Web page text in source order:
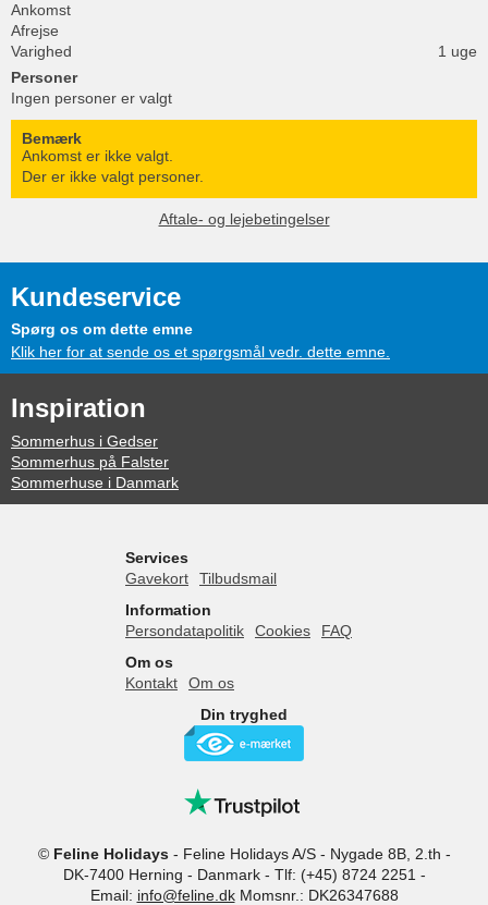
Ankomst
Afrejse
Varighed
1 uge
Personer
Ingen personer er valgt
Bemærk
Ankomst er ikke valgt.
Der er ikke valgt personer.
Aftale- og lejebetingelser
Kundeservice
Spørg os om dette emne
Klik her for at sende os et spørgsmål vedr. dette emne.
Inspiration
Sommerhus i Gedser
Sommerhus på Falster
Sommerhuse i Danmark
Services
Gavekort
Tilbudsmail
Information
Persondatapolitik
Cookies
FAQ
Om os
Kontakt
Om os
Din tryghed
© Feline Holidays- Feline Holidays A/S- Nygade 8B, 2.th -
DK-7400 Herning - Danmark - Tlf: (+45) 8724 2251-
Email: info@feline.dk Momsnr.: DK26347688